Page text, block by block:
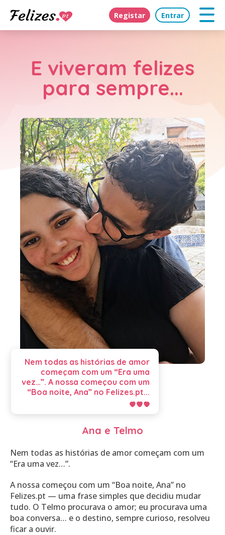
Registar Entrar
E viveram felizes
para sempre...
Nem todas as histórias de amor
começam com um “Era uma
vez…”. A nossa começou com um
“Boa noite, Ana” no Felizes.pt...
Ana e Telmo
Nem todas as histórias de amor começam com um
“Era uma vez…”.
A nossa começou com um “Boa noite, Ana” no
Felizes.pt — uma frase simples que decidiu mudar
tudo. O Telmo procurava o amor; eu procurava uma
boa conversa… e o destino, sempre curioso, resolveu
ficar a ouvir.